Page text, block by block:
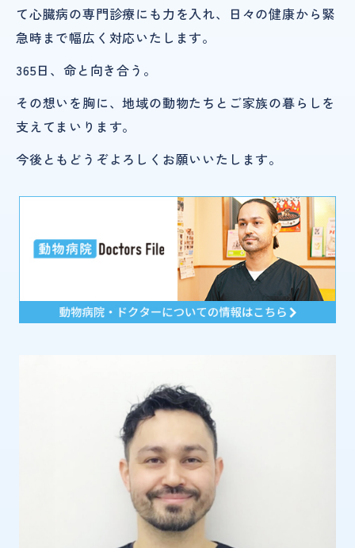
て心臓病の専門診療にも力を入れ、日々の健康から緊
急時まで幅広く対応いたします。
365日、命と向き合う。
その想いを胸に、地域の動物たちとご家族の暮らしを
支えてまいります。
今後ともどうぞよろしくお願いいたします。